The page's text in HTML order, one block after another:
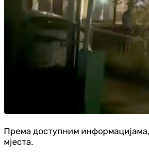
Према доступним
мјеста.